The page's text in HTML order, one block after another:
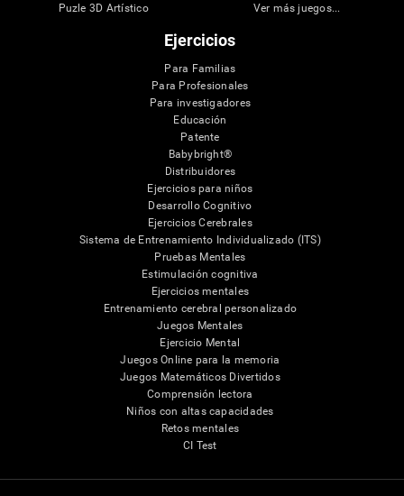
Puzle 3D Artístico
Ver más juegos...
Ejercicios
Para Familias
Para Profesionales
Para investigadores
Educación
Patente
Babybright®
Distribuidores
Ejercicios para niños
Desarrollo Cognitivo
Ejercicios Cerebrales
Sistema de Entrenamiento Individualizado (ITS)
Pruebas Mentales
Estimulación cognitiva
Ejercicios mentales
Entrenamiento cerebral personalizado
Juegos Mentales
Ejercicio Mental
Juegos Online para la memoria
Juegos Matemáticos Divertidos
Comprensión lectora
Niños con altas capacidades
Retos mentales
CI Test